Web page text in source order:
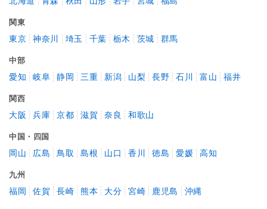
関東
東京 神奈川 埼玉 千葉 栃木 茨城 群馬
中部
愛知 岐阜 静岡 三重 新潟 山梨 長野 石川 富山 福井
関西
大阪 兵庫 京都 滋賀 奈良 和歌山
中国・四国
岡山 広島 鳥取 島根 山口 香川 徳島 愛媛 高知
九州
福岡 佐賀 長崎 熊本 大分 宮崎 鹿児島 沖縄